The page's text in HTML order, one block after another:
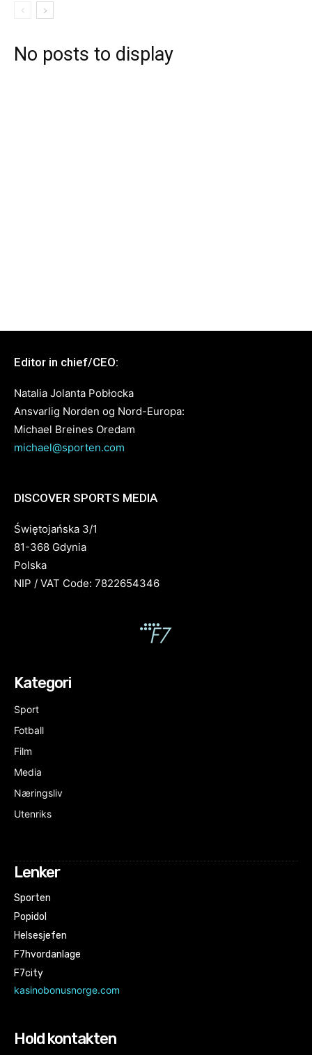
No posts to display
Editor in chief/CEO:
Natalia Jolanta Pobłocka
Ansvarlig Norden og Nord-Europa:
Michael Breines Oredam
michael@sporten.com
DISCOVER SPORTS MEDIA
Świętojańska 3/1
81-368 Gdynia
Polska
NIP / VAT Code: 7822654346
Kategori
Sport
Fotball
Film
Media
Næringsliv
Utenriks
Lenker
Sporten
Popidol
Helsesjefen
F7hvordanlage
F7city
kasinobonusnorge.com
Hold kontakten